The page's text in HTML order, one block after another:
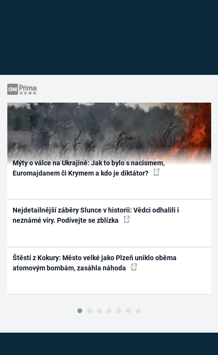
Mýty o válce na Ukrajině: Jak to bylo s nacismem,
Euromajdanem či Krymem a kdo je diktátor?
Nejdetailnější záběry Slunce v historii: Vědci odhalili i
neznámé víry. Podívejte se zblízka
Štěstí z Kokury: Město velké jako Plzeň uniklo oběma
atomovým bombám, zasáhla náhoda